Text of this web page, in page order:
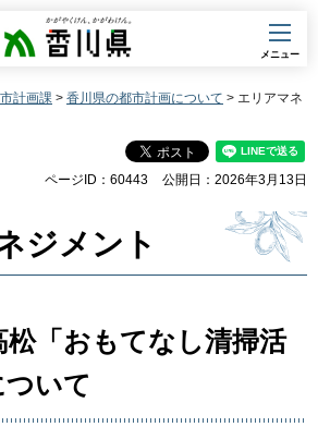
香川県
メニュー
計画課 > 香川県の都市計画について > エリアマネ
ページID：60443 公開日：2026年3月13日
ジメント
「おもてなし清掃活
いて